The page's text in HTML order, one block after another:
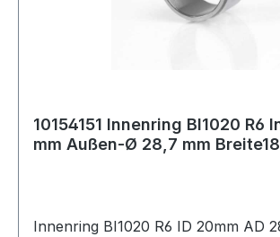
10154151 Innenring BI1020 R6
mm Außen-Ø 28,7 mm
Innenring BI1020 R6 ID 20mm AD